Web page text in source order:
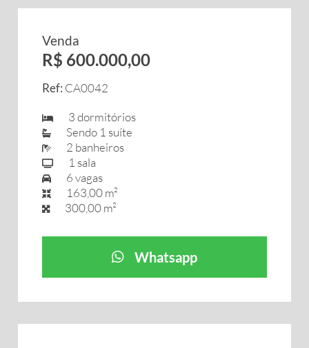
Venda
R$ 600.000,00
Ref: CA0042
3 dormitórios
Sendo 1 suíte
2 banheiros
1 sala
6 vagas
163,00 m²
300,00 m²
Whatsapp